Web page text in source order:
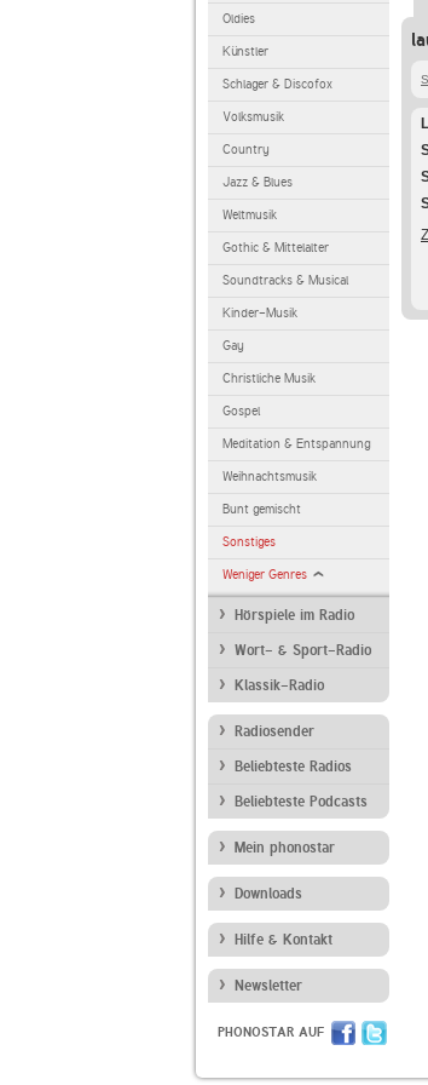
Oldies
Künstler
Schlager & Discofox
Volksmusik
Country
Jazz & Blues
Weltmusik
Gothic & Mittelalter
Soundtracks & Musical
Kinder-Musik
Gay
Christliche Musik
Gospel
Meditation & Entspannung
Weihnachtsmusik
Bunt gemischt
Sonstiges
Weniger Genres
Hörspiele im Radio
Wort- & Sport-Radio
Klassik-Radio
Radiosender
Beliebteste Radios
Beliebteste Podcasts
Mein phonostar
Downloads
Hilfe & Kontakt
Newsletter
PHONOSTAR AUF